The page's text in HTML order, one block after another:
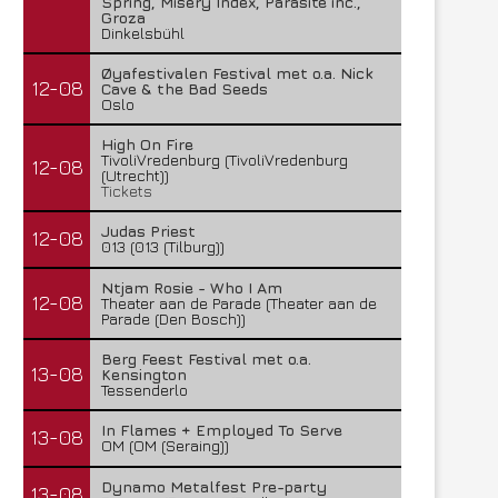
Groza
Dinkelsbühl
12-08
Øyafestivalen Festival met o.a. Nick
Cave & the Bad Seeds
Oslo
12-08
High On Fire
TivoliVredenburg (TivoliVredenburg
(Utrecht))
Tickets
12-08
Judas Priest
013 (013 (Tilburg))
12-08
Ntjam Rosie - Who I Am
Theater aan de Parade (Theater aan de
Parade (Den Bosch))
13-08
Berg Feest Festival met o.a.
Kensington
Tessenderlo
13-08
In Flames + Employed To Serve
OM (OM (Seraing))
Dynamo Metalfest Pre-party